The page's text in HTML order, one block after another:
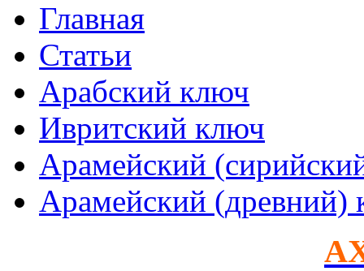
Главная
Статьи
Арабский ключ
Ивритский ключ
Арамейский
Арамейский (древний)